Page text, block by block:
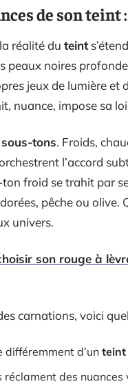
de son teint
réalité du teint
peaux noires
jeux de lumière et
nuance, impose sa
sous-tons. Froids,
l’accord
froid se trahit par
pêche ou
univers.
son rouge à
carnations, voici
différemment d’un teint
des